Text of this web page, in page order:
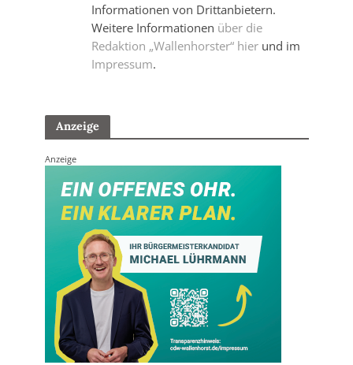
Informationen von Drittanbietern.
Weitere Informationen über die
Redaktion „Wallenhorster“ hierund im
Impressum.
Anzeige
Anzeige